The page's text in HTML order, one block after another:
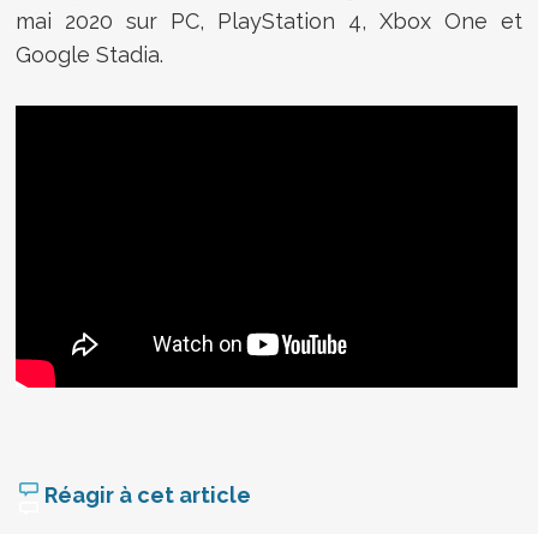
mai 2020 sur PC, PlayStation 4, Xbox One et
Google Stadia.
Réagir à cet article